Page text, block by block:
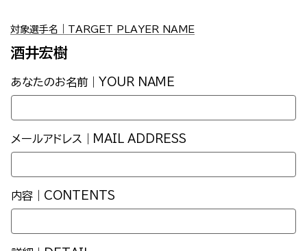
対象選手名｜TARGET PLAYER NAME
酒井宏樹
あなたのお名前｜YOUR NAME
メールアドレス｜MAIL ADDRESS
内容｜CONTENTS